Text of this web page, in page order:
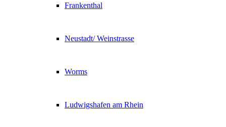
Frankenthal
Neustadt/ Weinstrasse
Worms
Ludwigshafen am Rhein